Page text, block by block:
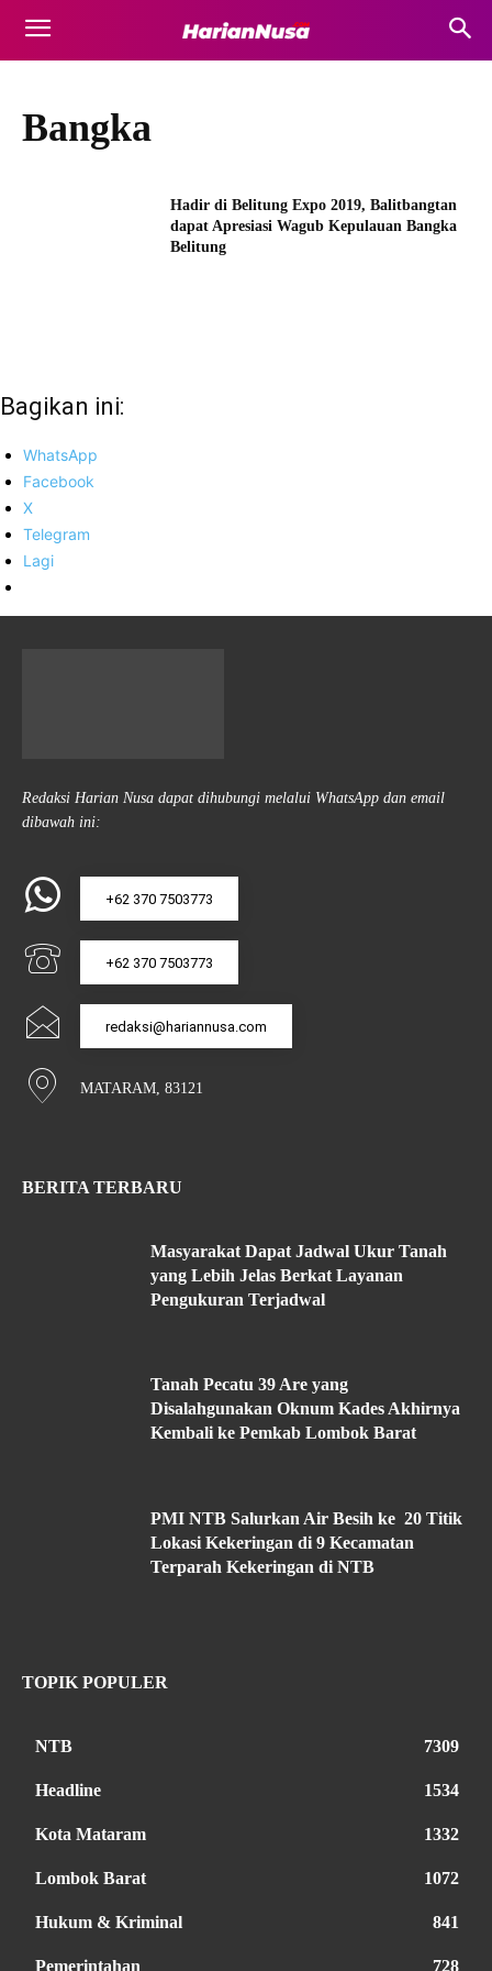
Bangka
Hadir di Belitung Expo 2019, Balitbangtan
dapat Apresiasi Wagub Kepulauan Bangka
Belitung
Bagikan ini:
WhatsApp
Facebook
X
Telegram
Lagi
Redaksi Harian Nusa dapat dihubungi melalui WhatsApp dan email
dibawah ini:
+62 370 7503773
+62 370 7503773
redaksi@hariannusa.com
MATARAM, 83121
BERITA TERBARU
Masyarakat Dapat Jadwal Ukur Tanah
yang Lebih Jelas Berkat Layanan
Pengukuran Terjadwal
Tanah Pecatu 39 Are yang
Disalahgunakan Oknum Kades Akhirnya
Kembali ke Pemkab Lombok Barat
PMI NTB Salurkan Air Besih ke 20 Titik
Lokasi Kekeringan di 9 Kecamatan
Terparah Kekeringan di NTB
TOPIK POPULER
NTB 7309
Headline 1534
Kota Mataram 1332
Lombok Barat 1072
Hukum & Kriminal 841
Pemerintahan 728